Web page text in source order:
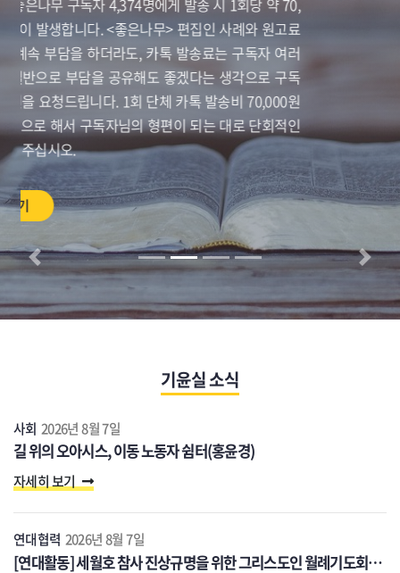
기윤실 소식
사회 2026년 8월 7일
길 위의 오아시스, 이동 노동자 쉼터(홍윤경)
자세히 보기
연대협력2026년 8월 7일
[연대활동] 세월호 참사 진상규명을 위한 그리스도인 월례기도회
(8/20)
자세히 보기
언론보도2026년 8월 7일
기윤실 운동